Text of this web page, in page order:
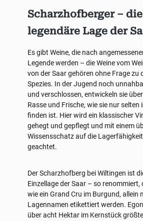
Scharzhofberger – die
legendäre Lage der
Es gibt Weine, die nach
Legende werden – die Weine vom
von der Saar gehören ohne Frage zu
Spezies. In der Jugend noch
und verschlossen, entwickeln sie
Rasse und Frische, wie sie nur selten
finden ist. Hier wird ein klassischer
gehegt und gepflegt und mit einem
Wissensschatz auf die
geachtet.
Der Scharzhofberg bei Wiltingen ist
Einzellage der Saar – so renommiert,
wie ein Grand Cru im Burgund, allein
Lagennamen etikettiert werden.
über acht Hektar im Kernstück